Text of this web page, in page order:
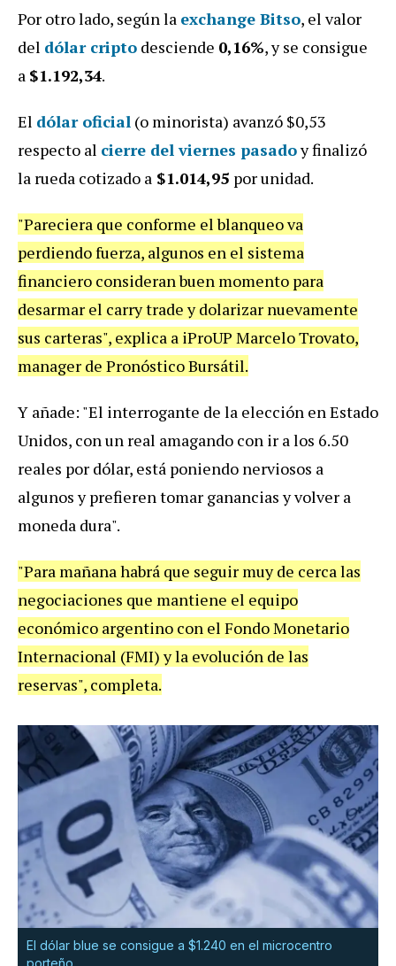
Por otro lado, según la exchange Bitso, el valor
del dólar cripto desciende 0,16%, y se consigue
a $1.192,34.
El dólar oficial (o minorista) avanzó $0,53
respecto al cierre del viernes pasadoy finalizó
la rueda cotizado a $1.014,95 por unidad.
"Pareciera que conforme el blanqueo va
perdiendo fuerza, algunos en el sistema
financiero consideran buen momento para
desarmar el carry trade y dolarizar nuevamente
sus carteras", explica a iProUP Marcelo Trovato,
manager de Pronóstico Bursátil.
Y añade: "El interrogante de la elección en Estado
Unidos, con un real amagando con ir a los 6.50
reales por dólar, está poniendo nerviosos a
algunos y prefieren tomar ganancias y volver a
moneda dura".
"Para mañana habrá que seguir muy de cerca las
negociaciones que mantiene el equipo
económico argentino con el Fondo Monetario
Internacional (FMI) y la evolución de las
reservas", completa.
El dólar blue se consigue a $1.240 en el microcentro